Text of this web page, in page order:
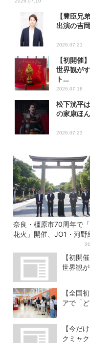
【豊臣兄
出演の吉
2026.07.21
【初開催
世界観が
ト...
2026.07.18
松下洸平
の家康ほ
2026.07.23
奈良・橿原市70周年で
花火」開催、JO1・河野
がアンバサダーに…グル
楽曲ともシンクロ【初開
世界観
【全国
アで「
【今だ
クミャ